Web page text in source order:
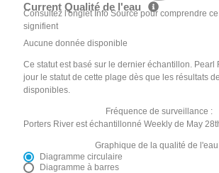
Current Qualité de l'eau
Consultez l'onglet Info Source pour comprendre
signifient
Aucune donnée disponible
Ce statut est basé sur le dernier échantillon. Pearl
jour le statut de cette plage dès que les résultats
disponibles.
Fréquence de surveillance :
Porters River est échantillonné Weekly de May
Graphique de la qualité de
Diagramme circulaire
Diagramme à barres